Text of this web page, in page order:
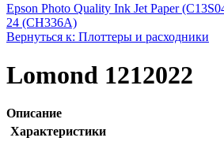
Epson Photo Quality Ink Jet Paper
24 (CH336A)
Вернуться к: Плоттеры и расходники
Lomond 1212022
Описание
Характеристики